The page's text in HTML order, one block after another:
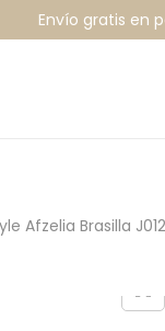
Envío gratis en
Afzelia Brasilla J012